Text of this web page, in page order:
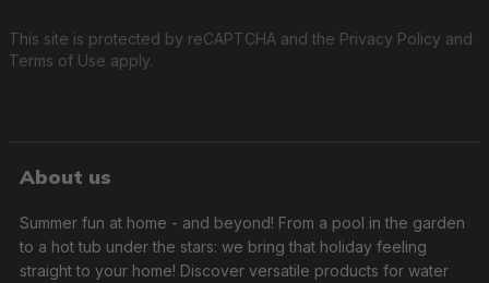
This site is protected by reCAPTCHA and the Privacy Policy and
Terms of Use apply.
About us
Summer fun at home - and beyond! From a pool in the garden
to a hot tub under the stars: we bring that holiday feeling
straight to your home! Discover versatile products for water